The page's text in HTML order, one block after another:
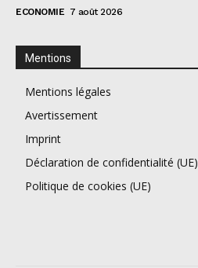
ECONOMIE 7 août 2026
Mentions
Mentions légales
Avertissement
Imprint
Déclaration de confidentialité (UE)
Politique de cookies (UE)